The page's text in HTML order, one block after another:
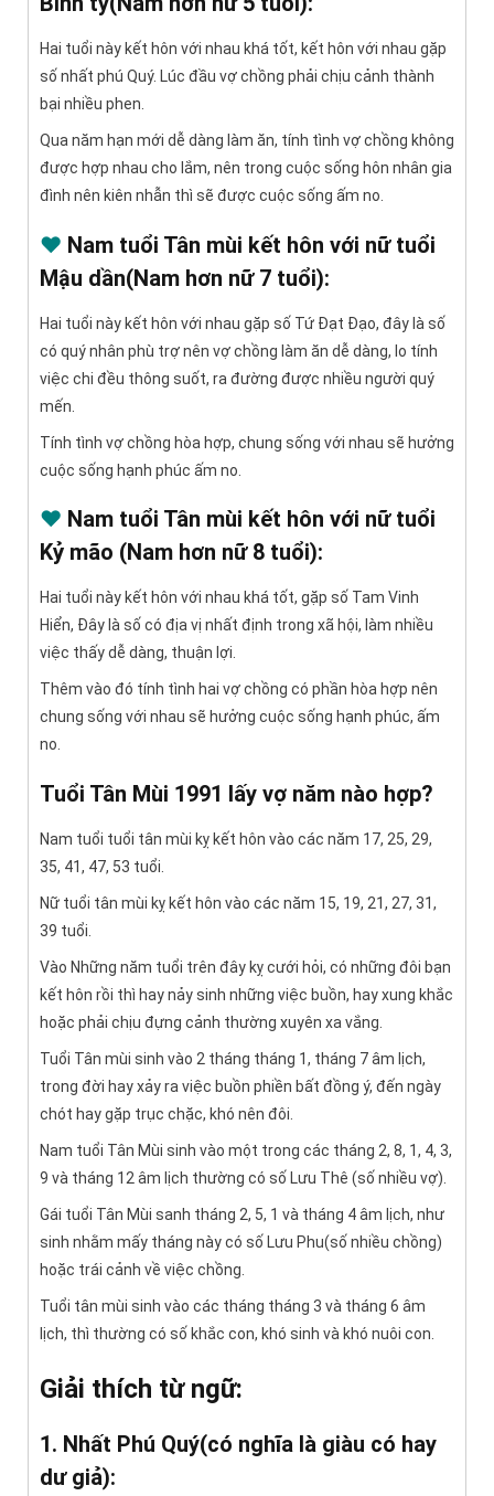
Hai tuổi này kết hôn với nhau khá tốt, kết hôn với nhau gặp
số nhất phú Quý. Lúc đầu vợ chồng phải chịu cảnh thành
bại nhiều phen.
Qua năm hạn mới dễ dàng làm ăn, tính tình vợ chồng không
được hợp nhau cho lắm, nên trong cuộc sống hôn nhân gia
đình nên kiên nhẫn thì sẽ được cuộc sống ấm no.
♥ Nam tuổi Tân mùi kết hôn với nữ tuổi
Mậu dần(Nam hơn nữ 7 tuổi):
Hai tuổi này kết hôn với nhau gặp số Tứ Đạt Đạo, đây là số
có quý nhân phù trợ nên vợ chồng làm ăn dễ dàng, lo tính
việc chi đều thông suốt, ra đường được nhiều người quý
mến.
Tính tình vợ chồng hòa hợp, chung sống với nhau sẽ hưởng
cuộc sống hạnh phúc ấm no.
♥ Nam tuổi Tân mùi kết hôn với nữ tuổi
Kỷ mão (Nam hơn nữ 8 tuổi):
Hai tuổi này kết hôn với nhau khá tốt, gặp số Tam Vinh
Hiển, Đây là số có địa vị nhất định trong xã hội, làm nhiều
việc thấy dễ dàng, thuận lợi.
Thêm vào đó tính tình hai vợ chồng có phần hòa hợp nên
chung sống với nhau sẽ hưởng cuộc sống hạnh phúc, ấm
no.
Tuổi Tân Mùi 1991 lấy vợ năm nào hợp?
Nam tuổi tuổi tân mùi kỵ kết hôn vào các năm 17, 25, 29,
35, 41, 47, 53 tuổi.
Nữ tuổi tân mùi kỵ kết hôn vào các năm 15, 19, 21, 27, 31,
39 tuổi.
Vào Những năm tuổi trên đây kỵ cưới hỏi, có những đôi bạn
kết hôn rồi thì hay nảy sinh những việc buồn, hay xung khắc
hoặc phải chịu đựng cảnh thường xuyên xa vắng.
Tuổi Tân mùi sinh vào 2 tháng tháng 1, tháng 7 âm lịch,
trong đời hay xảy ra việc buồn phiền bất đồng ý, đến ngày
chót hay gặp trục chặc, khó nên đôi.
Nam tuổi Tân Mùi sinh vào một trong các tháng 2, 8, 1, 4, 3,
9 và tháng 12 âm lịch thường có số Lưu Thê (số nhiều vợ).
Gái tuổi Tân Mùi sanh tháng 2, 5, 1 và tháng 4 âm lịch, như
sinh nhằm mấy tháng này có số Lưu Phu(số nhiều chồng)
hoặc trái cảnh về việc chồng.
Tuổi tân mùi sinh vào các tháng tháng 3 và tháng 6 âm
lịch, thì thường có số khắc con, khó sinh và khó nuôi con.
Giải thích từ ngữ:
1. Nhất Phú Quý(có nghĩa là giàu có hay
dư giả):